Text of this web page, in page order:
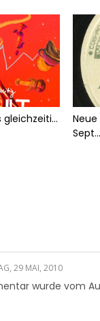
Sept...
29 MAI, 2010
wurde vom